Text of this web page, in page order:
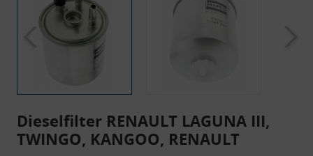
Dieselfilter RENAULT LAGUNA III,
TWINGO, KANGOO, RENAULT